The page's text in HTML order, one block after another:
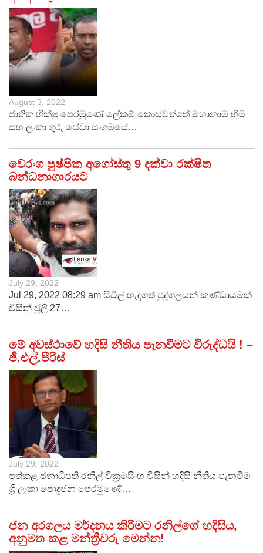
August 3, 2022
ජාතික භික්ෂු පෙරමුණේ ලේකම් කොස්වත්තේ මහානාම හිමි
සහ ලංකා ගුරු සේවා සංගමයේ…
වෙරංග පුෂ්පික අගෝස්තු 9 දක්වා රක්ෂිත
බන්ධනාගාරයට
July 29, 2022
Jul 29, 2022 08:29 am සිවිල් හැඳගත් පුද්ගලයන් කණ්ඩායමක්
විසින් ජූලි 27…
මේ අවස්ථාවේ හදිසි නීතිය පැනවීමට විරුද්ධයි ! –
ජී.එල්.පීරිස්
July 29, 2022
පත්කළ ජනාධිපති රනිල් වික්‍රමසිංහ විසින් හදිසි නීතිය පැනවීම
ශ්‍රී ලංකා පොදුජන පෙරමුණේ…
ජන අරගලය මර්දනය කිරීමට රනිල්ගේ හදිසිය,
අනුමත කළ මන්ත්‍රීවරු මෙන්න!